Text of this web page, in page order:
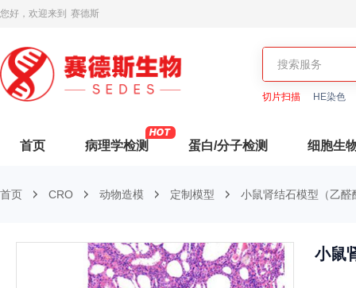
您好，欢迎来到 赛德斯
切片扫描 HE染色
首页 病理学检测 蛋白/分子检测 细胞生
首页 CRO 动物造模 定制模型 小鼠肾结石模型（乙醛
小鼠